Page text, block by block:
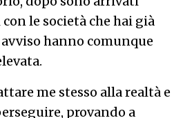
le società che hai già
hanno comunque
me stesso alla realtà e
provando a